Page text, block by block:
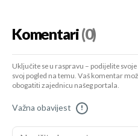
Komentari(0)
Uključite se u raspravu – podijelite
svoj pogled na temu. Vaš komentar
obogatiti zajednicu našeg portala.
Važna obavijest !